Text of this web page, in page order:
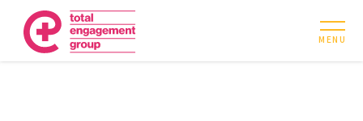
MENU